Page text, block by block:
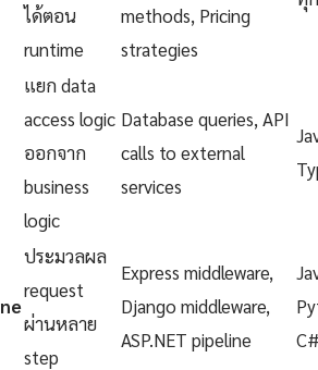
ได้ตอน
runtime
methods, Pricing
strategies
แยก data
access logic
ออกจาก
business
logic
Database queries, API
calls to external
services
ประมวลผล
request
ผ่านหลาย
step
Express middleware,
Django middleware,
ASP.NET pipeline